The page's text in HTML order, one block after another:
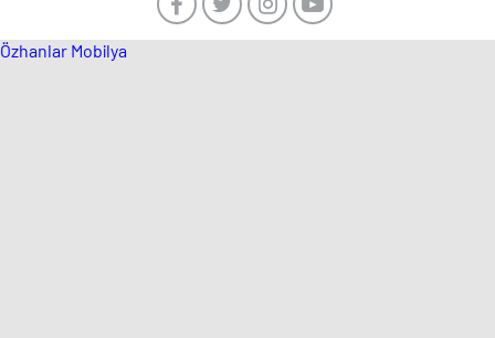
Özhanlar Mobilya